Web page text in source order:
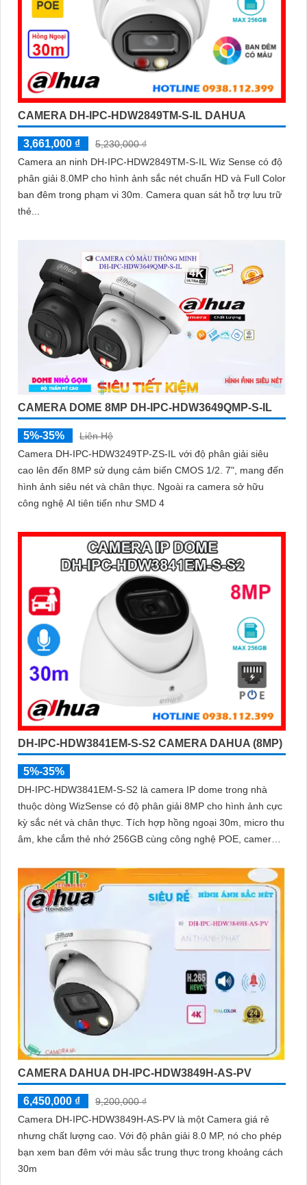
CAMERA DH-IPC-HDW2849TM-S-IL DAHUA
3,661,000 ₫
5,230,000 ₫
Camera an ninh DH-IPC-HDW2849TM-S-IL Wiz Sense có độ
phân giải 8.0MP cho hình ảnh sắc nét chuẩn HD và Full Color
ban đêm trong phạm vi 30m. Camera quan sát hỗ trợ lưu trữ
thẻ...
CAMERA DOME 8MP DH-IPC-HDW3649QMP-S-IL
5%-35%
Liên Hệ
Camera DH-IPC-HDW3249TP-ZS-IL với độ phân giải siêu
cao lên đến 8MP sử dụng cảm biến CMOS 1/2. 7", mang đến
hình ảnh siêu nét và chân thực. Ngoài ra camera sở hữu
công nghệ AI tiên tiến như SMD 4
DH-IPC-HDW3841EM-S-S2 CAMERA DAHUA (8MP)
5%-35%
DH-IPC-HDW3841EM-S-S2 là camera IP dome trong nhà
thuộc dòng WizSense có độ phân giải 8MP cho hình ảnh cực
kỳ sắc nét và chân thực. Tích hợp hồng ngoại 30m, micro thu
âm, khe cắm thẻ nhớ 256GB cùng công nghệ POE, camera
CAMERA DAHUA DH-IPC-HDW3849H-AS-PV
6,450,000 ₫
9,200,000 ₫
Camera DH-IPC-HDW3849H-AS-PV là một Camera giá rẻ
nhưng chất lượng cao. Với độ phân giải 8.0 MP, nó cho phép
bạn xem ban đêm với màu sắc trung thực trong khoảng cách
30m